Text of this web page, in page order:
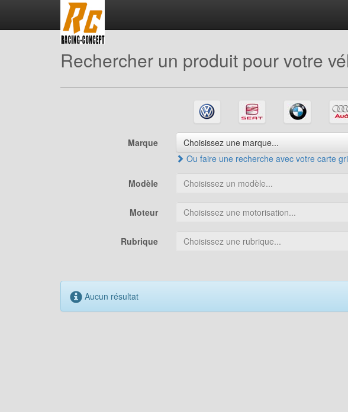
Rechercher un produit pour votre
Marque
Choisissez une marque...
Ou faire une recherche avec votre carte
Modèle Choisissez un modèle...
Moteur Choisissez une motorisation...
Rubrique Choisissez une rubrique...
Aucun résultat